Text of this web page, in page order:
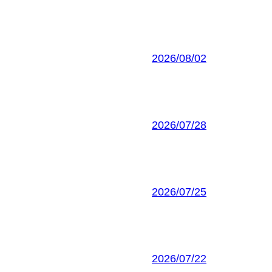
2026/08/02
2026/07/28
2026/07/25
2026/07/22